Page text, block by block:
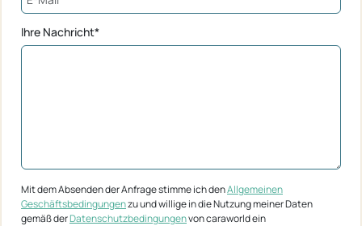
Ihre Nachricht*
Mit dem Absenden der Anfrage stimme ich denAllgemeinen
Geschäftsbedingungenzu und willige in die Nutzung meiner Daten
gemäß derDatenschutzbedingungenvon caraworld ein